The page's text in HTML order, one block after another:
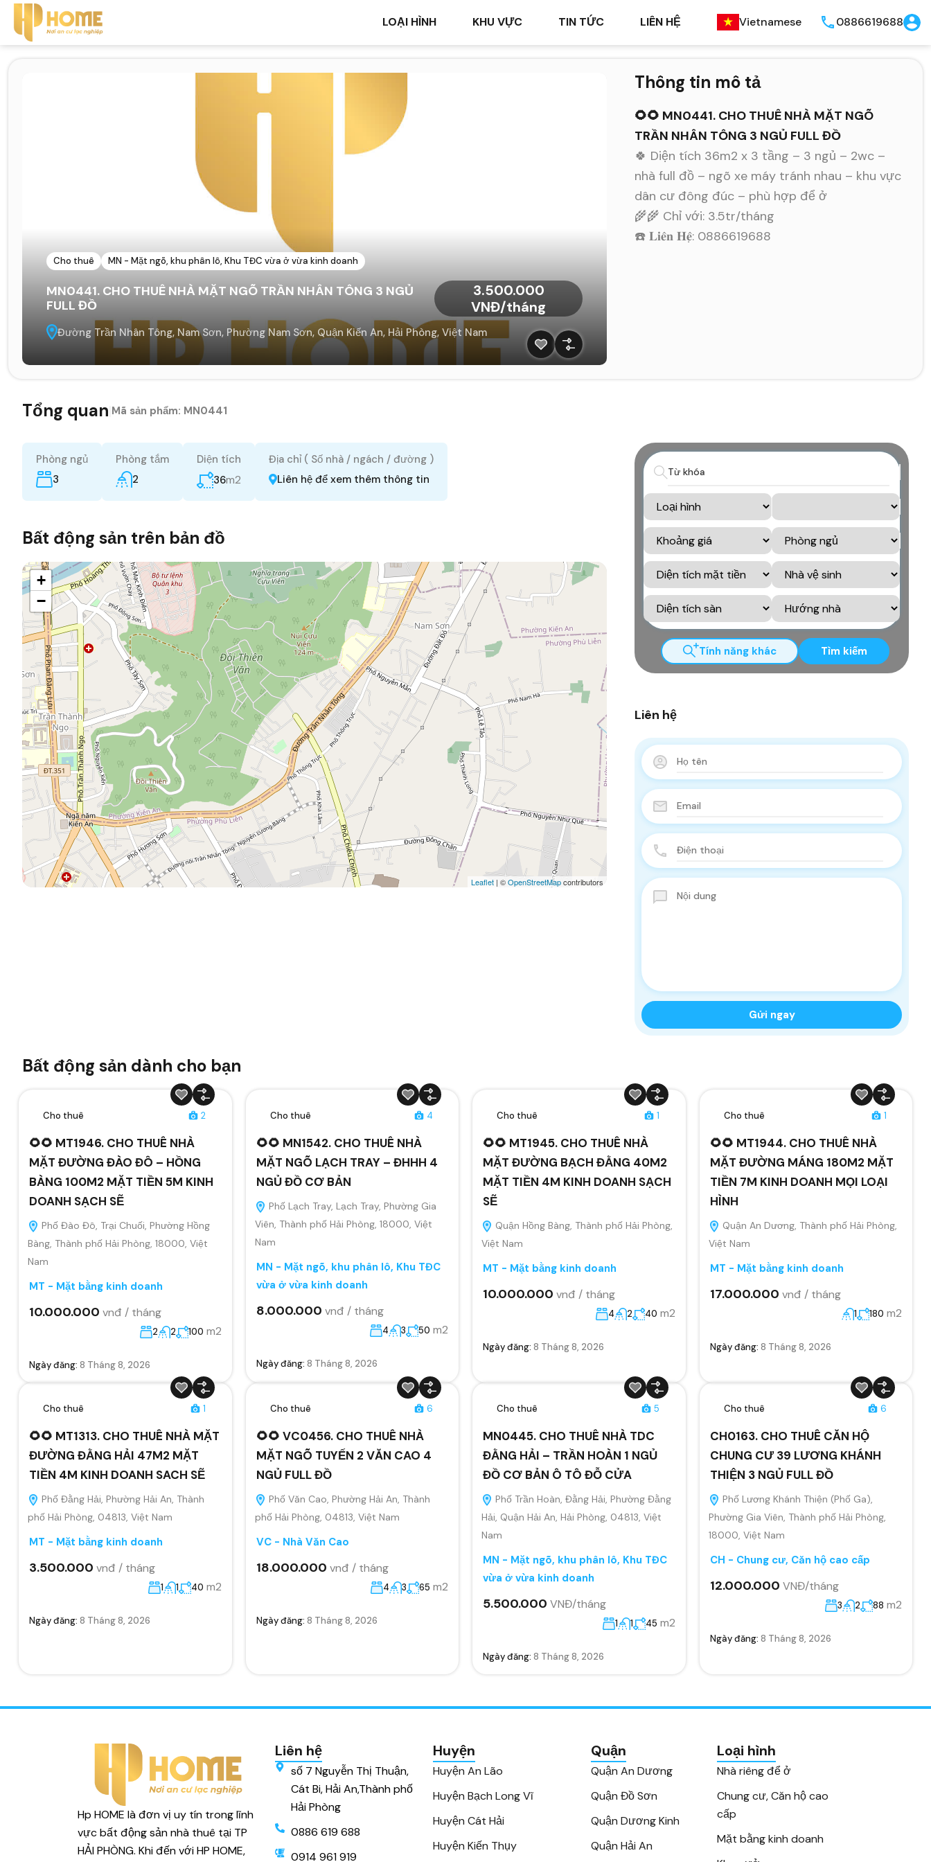
LOẠI HÌNH KHU VỰC TIN TỨC LIÊN HỆ Vietnamese 0886619688
Cho thuê MN - Mặt ngõ, khu phân lô, Khu TĐC vừa ở vừa kinh doanh
MN0441. CHO THUÊ NHÀ MẶT NGÕ TRẦN NHÂN TÔNG 3 NGỦ
FULL ĐỒ
3.500.000
VNĐ/tháng
Đường Trần Nhân Tông, Nam Sơn, Phường Nam Sơn, Quận Kiến An, Hải Phòng, Việt Nam
Thông tin mô tả
🌻🌻 MN0441. CHO THUÊ NHÀ MẶT NGÕ
TRẦN NHÂN TÔNG 3 NGỦ FULL ĐỒ
🍀 Diện tích 36m2 x 3 tầng – 3 ngủ – 2wc –
nhà full đồ – ngõ xe máy tránh nhau – khu vực
dân cư đông đúc – phù hợp để ở
🌾🌾 Chỉ với: 3.5tr/tháng
☎️ 𝐋𝐢𝐞̂𝐧 𝐇𝐞̣̂: 0886619688
Tổng quan Mã sản phẩm: MN0441
Phòng ngủ
3
Phòng tắm
2
Diện tích
36m2
Địa chỉ ( Số nhà / ngách / đường )
Liên hệ để xem thêm thông tin
Bất động sản trên bản đồ
+
−
Leaflet | ©OpenStreetMapcontributors
Tính năng khác Tìm kiếm
Liên hệ
Bất động sản dành cho bạn
Cho thuê 2
🌻🌻 MT1946. CHO THUÊ NHÀ
MẶT ĐƯỜNG ĐÀO ĐÔ – HỒNG
BÀNG 100M2 MẶT TIỀN 5M KINH
DOANH SẠCH SẼ
Phố Đào Đô, Trại Chuối, Phường Hồng
Bàng, Thành phố Hải Phòng, 18000, Việt
Nam
MT - Mặt bằng kinh doanh
10.000.000 vnđ / tháng
2 2 100 m2
Ngày đăng: 8 Tháng 8, 2026
Cho thuê 4
🌻🌻 MN1542. CHO THUÊ NHÀ
MẶT NGÕ LẠCH TRAY – ĐHHH 4
NGỦ ĐỒ CƠ BẢN
Phố Lạch Tray, Lạch Tray, Phường Gia
Viên, Thành phố Hải Phòng, 18000, Việt
Nam
MN - Mặt ngõ, khu phân lô, Khu TĐC
vừa ở vừa kinh doanh
8.000.000 vnđ / tháng
4 3 50 m2
Ngày đăng: 8 Tháng 8, 2026
Cho thuê 1
🌻🌻 MT1945. CHO THUÊ NHÀ
MẶT ĐƯỜNG BẠCH ĐẰNG 40M2
MẶT TIỀN 4M KINH DOANH SẠCH
SẼ
Quận Hồng Bàng, Thành phố Hải Phòng,
Việt Nam
MT - Mặt bằng kinh doanh
10.000.000 vnđ / tháng
4 2 40 m2
Ngày đăng: 8 Tháng 8, 2026
Cho thuê 1
🌻🌻 MT1944. CHO THUÊ NHÀ
MẶT ĐƯỜNG MÁNG 180M2 MẶT
TIỀN 7M KINH DOANH MỌI LOẠI
HÌNH
Quận An Dương, Thành phố Hải Phòng,
Việt Nam
MT - Mặt bằng kinh doanh
17.000.000 vnđ / tháng
1 180 m2
Ngày đăng: 8 Tháng 8, 2026
Cho thuê 1
🌻🌻 MT1313. CHO THUÊ NHÀ MẶT
ĐƯỜNG ĐẰNG HẢI 47M2 MẶT
TIỀN 4M KINH DOANH SACH SẼ
Phố Đằng Hải, Phường Hải An, Thành
phố Hải Phòng, 04813, Việt Nam
MT - Mặt bằng kinh doanh
3.500.000 vnđ / tháng
1 1 40 m2
Ngày đăng: 8 Tháng 8, 2026
Cho thuê 6
🌻🌻 VC0456. CHO THUÊ NHÀ
MẶT NGÕ TUYẾN 2 VĂN CAO 4
NGỦ FULL ĐỒ
Phố Văn Cao, Phường Hải An, Thành
phố Hải Phòng, 04813, Việt Nam
VC - Nhà Văn Cao
18.000.000 vnđ / tháng
4 3 65 m2
Ngày đăng: 8 Tháng 8, 2026
Cho thuê 5
MN0445. CHO THUÊ NHÀ TDC
ĐẰNG HẢI – TRẦN HOÀN 1 NGỦ
ĐỒ CƠ BẢN Ô TÔ ĐỖ CỬA
Phố Trần Hoàn, Đằng Hải, Phường Đằng
Hải, Quận Hải An, Hải Phòng, 04813, Việt
Nam
MN - Mặt ngõ, khu phân lô, Khu TĐC
vừa ở vừa kinh doanh
5.500.000 VNĐ/tháng
1 1 45 m2
Ngày đăng: 8 Tháng 8, 2026
Cho thuê 6
CH0163. CHO THUÊ CĂN HỘ
CHUNG CƯ 39 LƯƠNG KHÁNH
THIỆN 3 NGỦ FULL ĐỒ
Phố Lương Khánh Thiện (Phố Ga),
Phường Gia Viên, Thành phố Hải Phòng,
18000, Việt Nam
CH - Chung cư, Căn hộ cao cấp
12.000.000 VNĐ/tháng
3 2 88 m2
Ngày đăng: 8 Tháng 8, 2026
Hp HOME là đơn vị uy tín trong lĩnh
vực bất động sản nhà thuê tại TP
HẢI PHÒNG. Khi đến với HP HOME,
Liên hệ
số 7 Nguyễn Thị Thuận,
Cát Bi, Hải An,Thành phố
Hải Phòng
0886 619 688
0914 961 919
Huyện
Huyện An Lão
Huyện Bạch Long Vĩ
Huyện Cát Hải
Huyện Kiến Thụy
Quận
Quận An Dương
Quận Đồ Sơn
Quận Dương Kinh
Quận Hải An
Loại hình
Nhà riêng để ở
Chung cư, Căn hộ cao
cấp
Mặt bằng kinh doanh